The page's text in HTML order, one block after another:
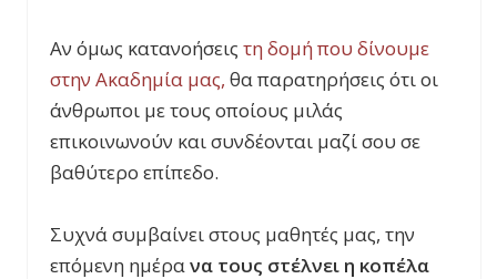
Αν όμως κατανοήσεις τη δομή που δίνουμε
στην Ακαδημία μας, θα παρατηρήσεις ότι οι
άνθρωποι με τους οποίους μιλάς
επικοινωνούν και συνδέονται μαζί σου σε
βαθύτερο επίπεδο.
Συχνά συμβαίνει στους μαθητές μας, την
επόμενη ημέρανα τους στέλνει η κοπέλα